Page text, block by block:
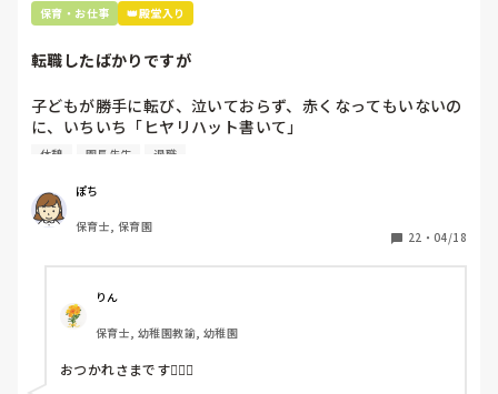
保育・お仕事 👑殿堂入り
転職したばかりですが
子どもが勝手に転び、泣いておらず、赤くなってもいないの
に、いちいち「ヒヤリハット書いて」
と書かされ
（そう言う本人は書かない）
しかも、上司に↑この内容でも
ちゃんと考えて対策を練って書き込むようにと。
呼ばれて一緒に対策を考えさせられること多数
これだけで30〜40分拘束されて辛いです
皆さんの園はどうですか?
休憩 園長先生 退職
ぽち
保育士, 保育園
22 ・ 04/18
りん
保育士, 幼稚園教諭, 幼稚園
おつかれさまです🙇🏻‍♀️